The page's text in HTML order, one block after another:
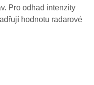
Pro odhad intenzity
hodnotu radarové